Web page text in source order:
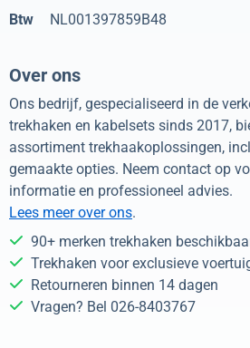
Btw
NL001397859B48
Over ons
Ons bedrijf, gespecialiseerd in de
trekhaken en kabelsets sinds 2017,
assortiment trekhaakoplossingen,
gemaakte opties. Neem contact op
informatie en professioneel advies.
Lees meer over ons.
90+ merken trekhaken
Trekhaken voor exclusieve
Retourneren binnen 14 dagen
Vragen? Bel 026-8403767